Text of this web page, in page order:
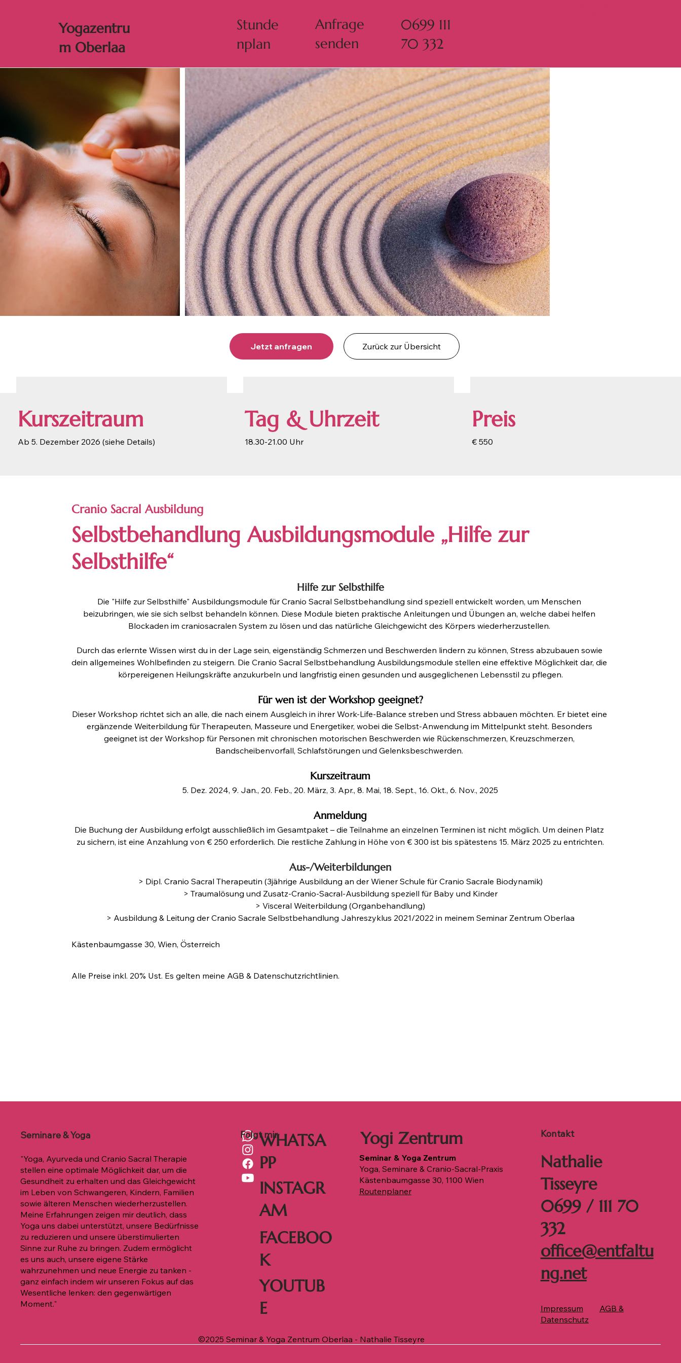
Yogazentru
m Oberlaa
Stunde
nplan
Anfrage
senden
0699 111
70 332
Zurück zur Übersicht
Jetzt anfragen
Ab 5. Dezember 2026 (siehe Details)
Kurszeitraum Tag & Uhrzeit
18.30-21.00 Uhr
Preis
€ 550
Cranio Sacral Ausbildung
Selbstbehandlung Ausbildungsmodule „Hilfe zur
Selbsthilfe“
Kästenbaumgasse 30, Wien, Österreich
Hilfe zur Selbsthilfe
Die "Hilfe zur Selbsthilfe" Ausbildungsmodule für Cranio Sacral Selbstbehandlung sind speziell entwickelt worden, um Menschen
beizubringen, wie sie sich selbst behandeln können. Diese Module bieten praktische Anleitungen und Übungen an, welche dabei helfen
Blockaden im craniosacralen System zu lösen und das natürliche Gleichgewicht des Körpers wiederherzustellen.
Durch das erlernte Wissen wirst du in der Lage sein, eigenständig Schmerzen und Beschwerden lindern zu können, Stress abzubauen sowie
dein allgemeines Wohlbefinden zu steigern. Die Cranio Sacral Selbstbehandlung Ausbildungsmodule stellen eine effektive Möglichkeit dar, die
körpereigenen Heilungskräfte anzukurbeln und langfristig einen gesunden und ausgeglichenen Lebensstil zu pflegen.
Für wen ist der Workshop geeignet?
Dieser Workshop richtet sich an alle, die nach einem Ausgleich in ihrer Work-Life-Balance streben und Stress abbauen möchten. Er bietet eine
ergänzende Weiterbildung für Therapeuten, Masseure und Energetiker, wobei die Selbst-Anwendung im Mittelpunkt steht. Besonders
geeignet ist der Workshop für Personen mit chronischen motorischen Beschwerden wie Rückenschmerzen, Kreuzschmerzen,
Bandscheibenvorfall, Schlafstörungen und Gelenksbeschwerden.
Kurszeitraum
5. Dez. 2024, 9. Jan., 20. Feb., 20. März, 3. Apr., 8. Mai, 18. Sept., 16. Okt., 6. Nov., 2025
Anmeldung
Die Buchung der Ausbildung erfolgt ausschließlich im Gesamtpaket – die Teilnahme an einzelnen Terminen ist nicht möglich. Um deinen Platz
zu sichern, ist eine Anzahlung von € 250 erforderlich. Die restliche Zahlung in Höhe von € 300 ist bis spätestens 15. März 2025 zu entrichten.
Aus-/Weiterbildungen
> Dipl. Cranio Sacral Therapeutin (3jährige Ausbildung an der Wiener Schule für Cranio Sacrale Biodynamik)
> Traumalösung und Zusatz-Cranio-Sacral-Ausbildung speziell für Baby und Kinder
> Visceral Weiterbildung (Organbehandlung)
> Ausbildung & Leitung der Cranio Sacrale Selbstbehandlung Jahreszyklus 2021/2022 in meinem Seminar Zentrum Oberlaa
Alle Preise inkl. 20% Ust. Es gelten meine AGB & Datenschutzrichtlinien.
Seminare & Yoga
"Yoga, Ayurveda und Cranio Sacral Therapie
stellen eine optimale Möglichkeit dar, um die
Gesundheit zu erhalten und das Gleichgewicht
im Leben von Schwangeren, Kindern, Familien
sowie älteren Menschen wiederherzustellen.
Meine Erfahrungen zeigen mir deutlich, dass
Yoga uns dabei unterstützt, unsere Bedürfnisse
zu reduzieren und unsere überstimulierten
Sinne zur Ruhe zu bringen. Zudem ermöglicht
es uns auch, unsere eigene Stärke
wahrzunehmen und neue Energie zu tanken -
ganz einfach indem wir unseren Fokus auf das
Wesentliche lenken: den gegenwärtigen
Moment."
Seminar & Yoga Zentrum
Yoga, Seminare & Cranio-Sacral-Praxis
Kästenbaumgasse 30, 1100 Wien
Routenplaner
Yogi Zentrum
Nathalie
Tisseyre
0699 / 111 70
332
office@entfaltu
ng.net
Kontakt
Impressum
AGB &
Datenschutz
WHATSA
PP
INSTAGR
AM
FACEBOO
K
YOUTUB
E
Folgt mir
©2025 Seminar & Yoga Zentrum Oberlaa - Nathalie Tisseyre